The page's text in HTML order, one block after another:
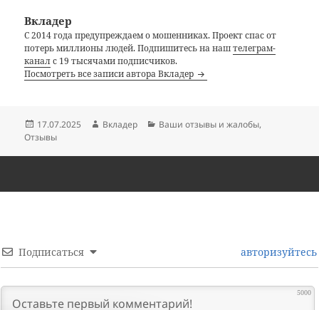
Вкладер
С 2014 года предупреждаем о мошенниках. Проект спас от
потерь миллионы людей. Подпишитесь на наштелеграм-
каналс 19 тысячами подписчиков.
Посмотреть все записи автора Вкладер
Опубликовано
17.07.2025 Автор
Вкладер Рубрики
Ваши отзывы и жалобы,
Отзывы
Подписаться авторизуйтесь
5000